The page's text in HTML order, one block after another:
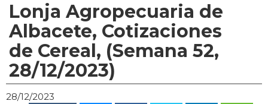
Lonja Agropecuaria de
Albacete, Cotizaciones
de Cereal, (Semana 52,
28/12/2023)
28/12/2023